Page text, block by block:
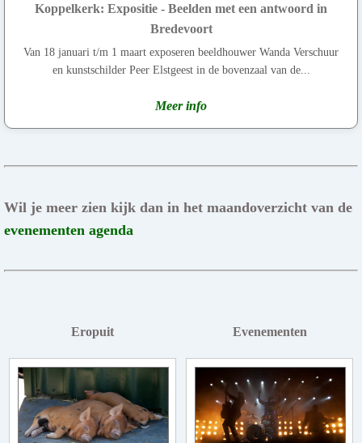
Koppelkerk: Expositie - Beelden met een antwoord in
Bredevoort
Van 18 januari t/m 1 maart exposeren beeldhouwer Wanda Verschuur
en kunstschilder Peer Elstgeest in de bovenzaal van de...
Meer info
Wil je meer zien kijk dan in het maandoverzicht van de
evenementen agenda
Eropuit Evenementen